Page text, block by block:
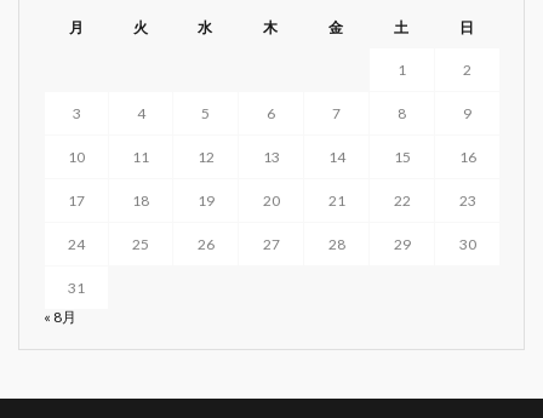
月 火 水 木 金 土 日
1 2
3 4 5 6 7 8 9
10 11 12 13 14 15 16
17 18 19 20 21 22 23
24 25 26 27 28 29 30
31
« 8月